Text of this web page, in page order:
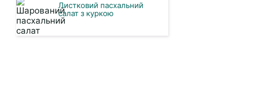
Листковий пасхальний
салат з куркою